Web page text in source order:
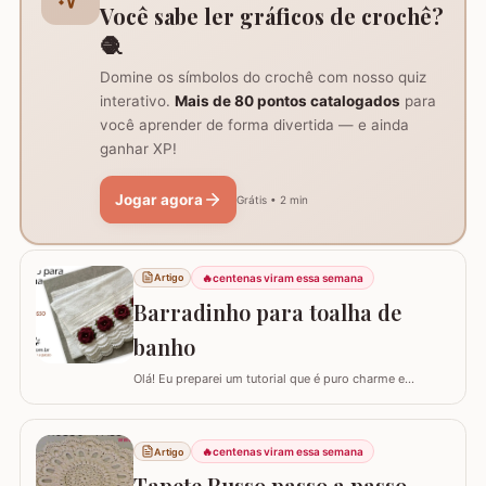
Você sabe ler gráficos de crochê?
🧶
Domine os símbolos do crochê com nosso quiz
interativo. Mais de 80 pontos catalogados para
você aprender de forma divertida — e ainda
ganhar XP!
Jogar agora Grátis • 2 min
Artigo 🔥centenas viram essa semana
Barradinho para toalha de
banho
Olá! Eu preparei um tutorial que é puro charme e
como confeccionar um Barradinho para Toalha de
Banho ou Toalha de Rosto passo a passo. Esse
trabalho transforma uma peça simples em um item de
decoração de luxo, ideal para presentear ou para…
Artigo 🔥centenas viram essa semana